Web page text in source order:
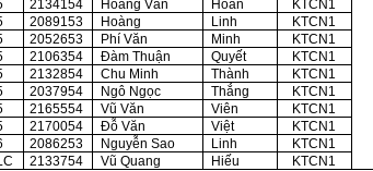
2134154 Hoàng Văn Hoan
KTCN1
2089153 Hoàng Linh
KTCN1
2052653 Phí Văn Minh
KTCN1
2106354 Đàm Thuận Quyết
KTCN1
2132854 Chu Minh Thành
KTCN1
2037954 Ngô Ngọc Thắng
KTCN1
2165554 Vũ Văn Viên
KTCN1
2170054 Đỗ Văn Việt
KTCN1
2086253 Nguyễn Sao Linh
KTCN1
2133754 Vũ Quang Hiếu KTCN1